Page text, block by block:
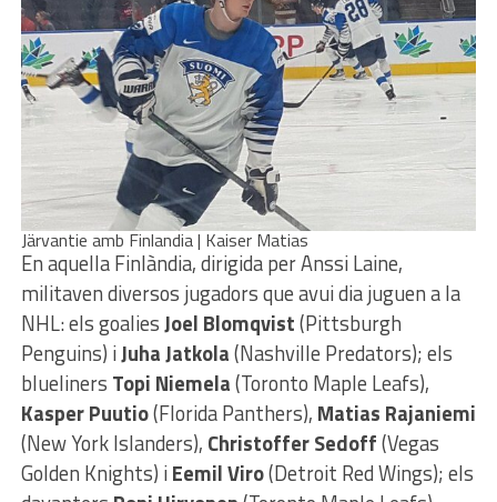
Järvantie amb Finlandia | Kaiser Matias
En aquella Finlàndia, dirigida per Anssi Laine,
militaven diversos jugadors que avui dia juguen a la
NHL: els goaliesJoel Blomqvist(Pittsburgh
Penguins) iJuha Jatkola(Nashville Predators); els
blueliners Topi Niemela(Toronto Maple Leafs),
Kasper Puutio(Florida Panthers), Matias Rajaniemi
(New York Islanders), Christoffer Sedoff(Vegas
Golden Knights) iEemil Viro(Detroit Red Wings); els